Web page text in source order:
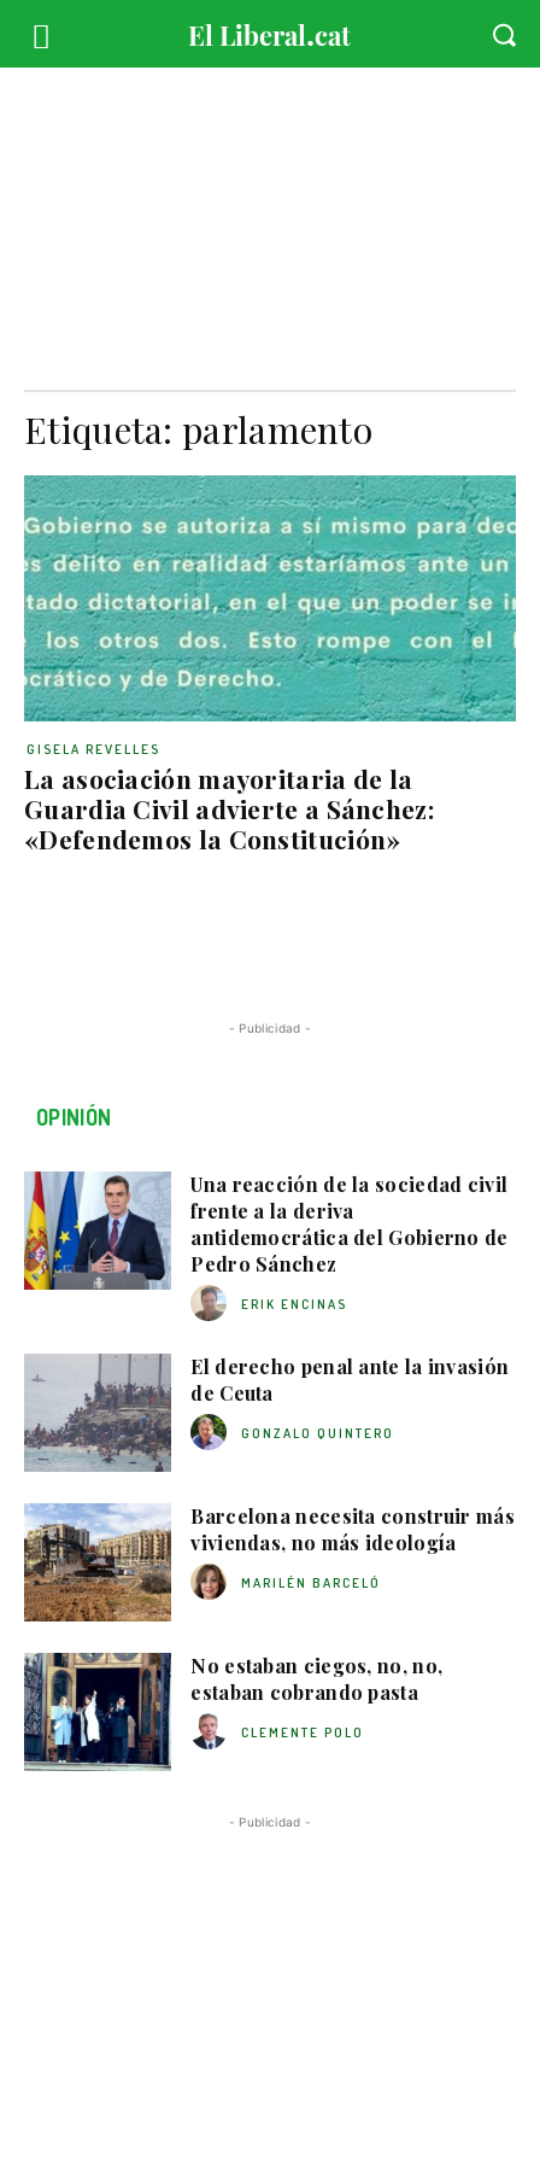
Etiqueta:parlamento
La asociación mayoritaria de la
Guardia Civil advierte a Sánchez:
«Defendemos la Constitución»
GISELA REVELLES
- Publicidad -
OPINIÓN
Una reacción de la sociedad civil
frente a la deriva
antidemocrática del Gobierno de
Pedro Sánchez
ERIK ENCINAS
El derecho penal ante la invasión
de Ceuta
GONZALO QUINTERO
Barcelona necesita construir más
viviendas, no más ideología
MARILÉN BARCELÓ
No estaban ciegos, no, no,
estaban cobrando pasta
CLEMENTE POLO
- Publicidad -